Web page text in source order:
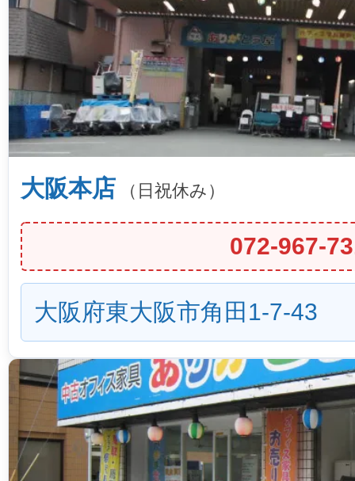
大阪本店 （日祝休み）
072-967-
大阪府東大阪市角田1-7-43